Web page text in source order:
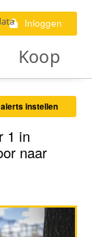
Inloggen
Koop
instellen
1 in
naar